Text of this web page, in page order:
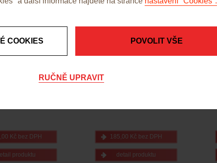
COOKIES POVOLIT VŠE
RUČNĚ UPRAVIT
číslo: 8087
Kč bez DPH
produktu
Katalogové číslo: 8007
185,00 Kč bez DPH
detail produktu